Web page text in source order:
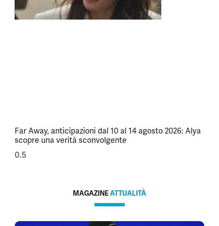
Far Away, anticipazioni dal 10 al 14 agosto 2026: Alya
scopre una verità sconvolgente
MAGAZINEATTUALITÀ